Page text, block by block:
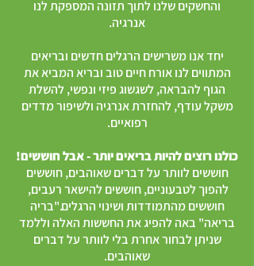
והחשקים שלנו לתוך תזונה המספקת לנו
אנרגיה.
יחד אנו משרישים הרגלים חדשים ובריאים
המתווים לנו אורח חיים טוב ובריא המביא את
הגוף להבראה, לשגשוג פיזי ונפשי, להשלת
משקל עודף, להחזרת אנרגיה ולשיפור מדדים
רפואיים.
כולנו רוצים להיות בריאים יותר - אבל חוששים!
חוששים לוותר על דברים שאוהבים, חוששים
להפוך לטבעוניים,חוששים להישאר רעבים,
חוששים מהתמודדות ושינוי הרגלים."בריה
בריאה" באה להפיג את החששות האלה וללמד
שניתן לבחור אחרת בלי לוותר על דברים
שאוהבים.